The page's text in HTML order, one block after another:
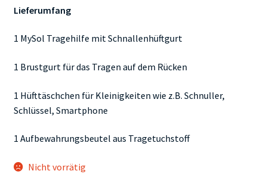
Lieferumfang
1 MySol Tragehilfe mit Schnallenhüftgurt
1 Brustgurt für das Tragen auf dem Rücken
1 Hüfttäschchen für Kleinigkeiten wie z.B. Schnuller,
Schlüssel, Smartphone
1 Aufbewahrungsbeutel aus Tragetuchstoff
Nicht vorrätig